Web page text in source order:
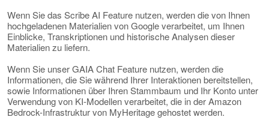
Wenn Sie das Scribe AI Feature nutzen, werden die von Ihnen
hochgeladenen Materialien von Google verarbeitet, um Ihnen
Einblicke, Transkriptionen und historische Analysen dieser
Materialien zu liefern.
Wenn Sie unser GAIA Chat Feature nutzen, werden die
Informationen, die Sie während Ihrer Interaktionen bereitstellen,
sowie Informationen über Ihren Stammbaum und Ihr Konto unter
Verwendung von KI-Modellen verarbeitet, die in der Amazon
Bedrock-Infrastruktur von MyHeritage gehostet werden.